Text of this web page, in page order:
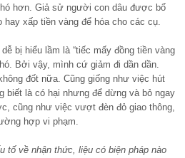
hơn. Giả sử người con dâu được bố
hay xấp tiền vàng để hóa cho các cụ.
bị hiểu lầm là “tiếc mấy đồng tiền vàng
Bởi vậy, mình cứ giảm đi dần dần.
đốt nữa. Cũng giống như việc hút
biết là có hại nhưng để dừng và bỏ ngay
cũng như việc vượt đèn đỏ giao thông,
hợp vi phạm.
tố về nhận thức, liệu có biện pháp nào